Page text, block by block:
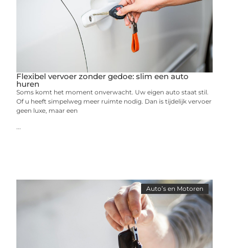
Flexibel vervoer zonder gedoe: slim een auto
huren
Soms komt het moment onverwacht. Uw eigen auto staat stil.
Of u heeft simpelweg meer ruimte nodig. Dan is tijdelijk vervoer
geen luxe, maar een
Auto’s en Motoren